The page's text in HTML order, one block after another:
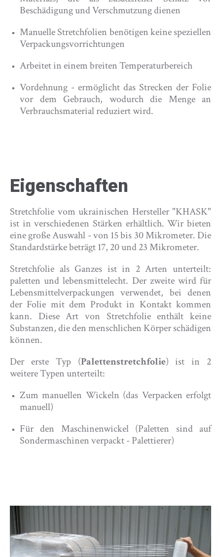
Beschädigung und Verschmutzung dienen
Manuelle Stretchfolien benötigen keine speziellen
Verpackungsvorrichtungen
Arbeitet in einem breiten Temperaturbereich
Vordehnung - ermöglicht das Strecken der Folie
vor dem Gebrauch, wodurch die Menge an
Verbrauchsmaterial reduziert wird.
Eigenschaften
Stretchfolie vom ukrainischen Hersteller "KHASK"
ist in verschiedenen Stärken erhältlich. Wir bieten
eine große Auswahl - von 15 bis 30 Mikrometer. Die
Standardstärke beträgt 17, 20 und 23 Mikrometer.
Stretchfolie als Ganzes ist in 2 Arten unterteilt:
paletten und lebensmittelecht. Der zweite wird für
Lebensmittelverpackungen verwendet, bei denen
der Folie mit dem Produkt in Kontakt kommen
kann. Diese Art von Stretchfolie enthält keine
Substanzen, die den menschlichen Körper schädigen
können.
Der erste Typ (Palettenstretchfolie) ist in 2
weitere Typen unterteilt:
Zum manuellen Wickeln (das Verpacken erfolgt
manuell)
Für den Maschinenwickel (Paletten sind auf
Sondermaschinen verpackt - Palettierer)